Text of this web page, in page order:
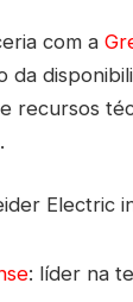
com a
da
recursos
Electric
: líder na